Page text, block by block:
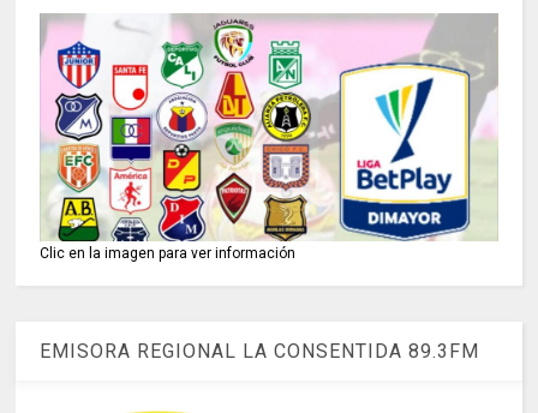
Clic en la imagen para ver información
EMISORA REGIONAL LA CONSENTIDA 89.3FM